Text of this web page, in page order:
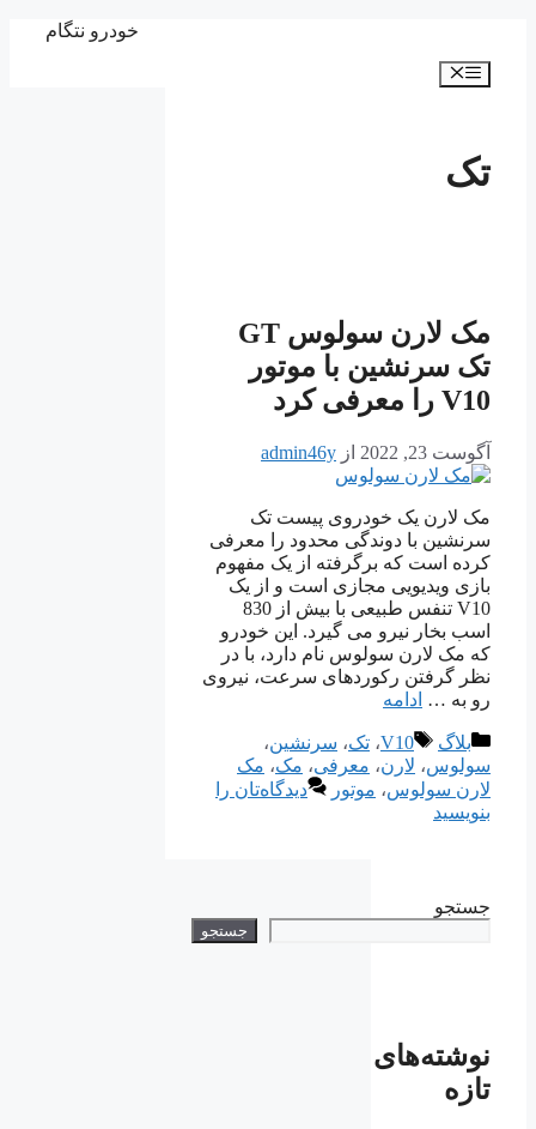
خودرو نتگام
فهرست
تک
مک لارن سولوس GT
تک سرنشین با موتور
V10 را معرفی کرد
آگوست 23, 2022 از admin46y
مک لارن یک خودروی پیست تک
سرنشین با دوندگی محدود را معرفی
کرده است که برگرفته از یک مفهوم
بازی ویدیویی مجازی است و از یک
V10 تنفس طبیعی با بیش از 830
اسب بخار نیرو می گیرد. این خودرو
که مک لارن سولوس نام دارد، با در
نظر گرفتن رکوردهای سرعت، نیروی
رو به … ادامه
دسته‌ها
بلاگ برچسب‌ها
V10، تک، سرنشین،
سولوس، لارن، معرفی، مک، مک
لارن سولوس، موتور
دیدگاه‌تان را
بنویسید
جستجو
جستجو
نوشته‌های
تازه